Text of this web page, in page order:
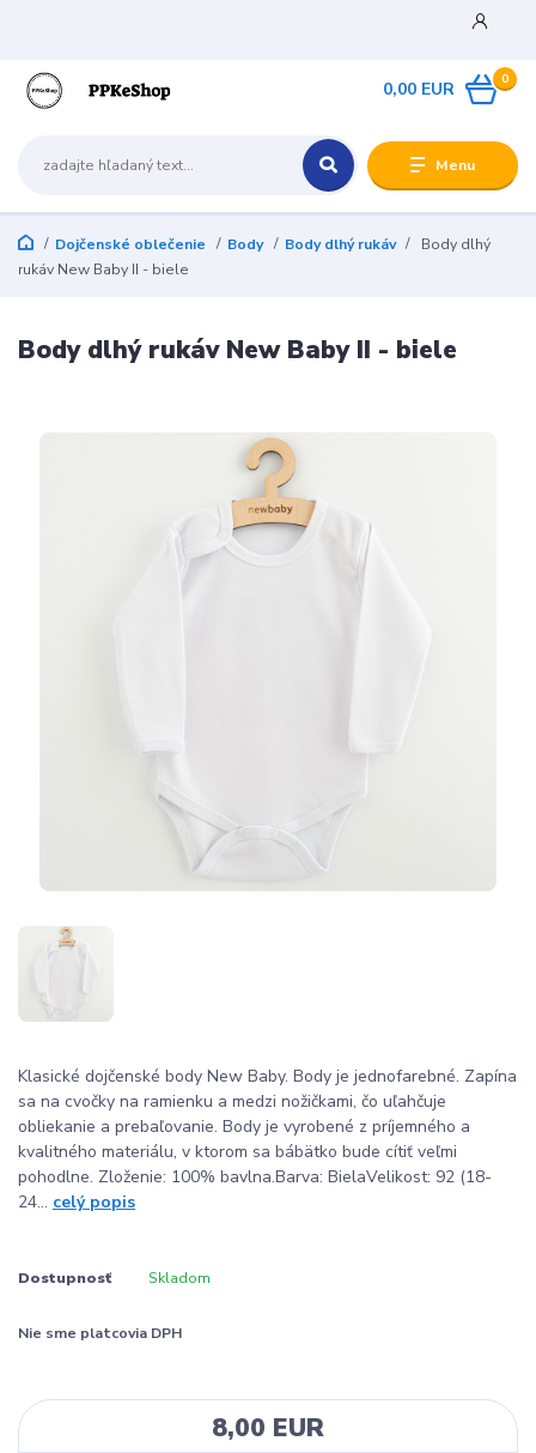
Menu
0
0,00 EUR
Dojčenské oblečenie Body Body dlhý rukáv
Body dlhý
rukáv New Baby II - biele
Body dlhý rukáv New Baby II - biele
Klasické dojčenské body New Baby. Body je jednofarebné. Zapína
sa na cvočky na ramienku a medzi nožičkami, čo uľahčuje
obliekanie a prebaľovanie. Body je vyrobené z príjemného a
kvalitného materiálu, v ktorom sa bábätko bude cítiť veľmi
pohodlne. Zloženie: 100% bavlna.Barva: BielaVelikost: 92 (18-
24... celý popis
Dostupnosť Skladom
Nie sme platcovia DPH
8,00 EUR